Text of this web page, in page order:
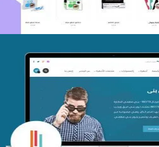
تصميم متجر اي كير
التفاصيل